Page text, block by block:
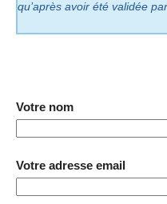
qu’après avoir été validée
Votre nom
Votre adresse email